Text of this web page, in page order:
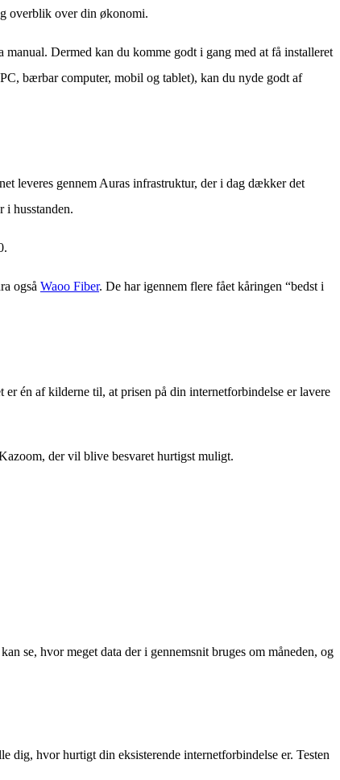
overblik over din økonomi.
Dermed kan du komme godt i gang med at få installeret
bærbar computer, mobil og tablet), kan du nyde godt af
leveres gennem Auras infrastruktur, der i dag dækker det
i husstanden.
også Waoo Fiber. De har igennem flere fået kåringen “bedst i
én af kilderne til, at prisen på din internetforbindelse er lavere
der vil blive besvaret hurtigst muligt.
se, hvor meget data der i gennemsnit bruges om måneden, og
dig, hvor hurtigt din eksisterende internetforbindelse er. Testen